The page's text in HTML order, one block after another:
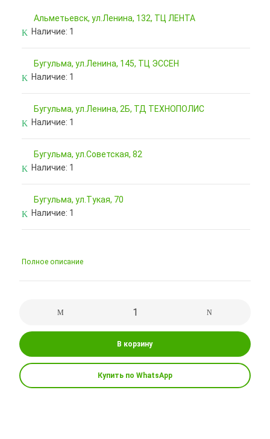
Альметьевск, ул.Ленина, 132, ТЦ ЛЕНТА
Наличие: 1
Бугульма, ул.Ленина, 145, ТЦ ЭССЕН
Наличие: 1
Бугульма, ул.Ленина, 2Б, ТД ТЕХНОПОЛИС
Наличие: 1
Бугульма, ул.Советская, 82
Наличие: 1
Бугульма, ул.Тукая, 70
Наличие: 1
Полное описание
В корзину
Купить по WhatsApp